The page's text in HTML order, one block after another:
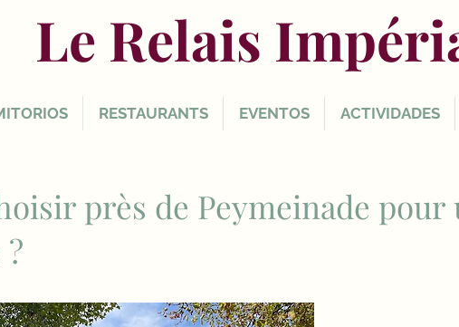
Le Relais
RESTAURANTS EVENTOS ACTIVIDADES
près de Peymeinade pour